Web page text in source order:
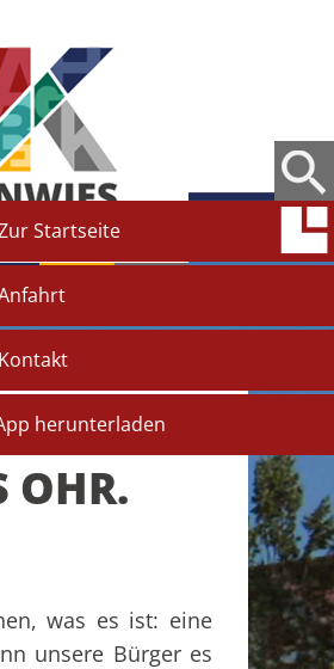
Startseite
Kontakt
herunterladen
OHR.
was es ist: eine
unsere Bürger es